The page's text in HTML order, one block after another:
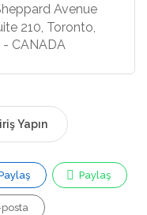
Avenue
210, Toronto,
CANADA
Yapın
Paylaş